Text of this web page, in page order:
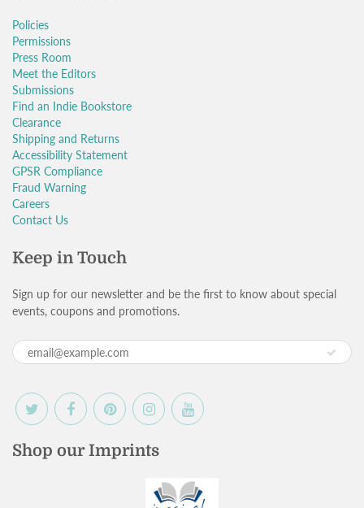
Policies
Permissions
Press Room
Meet the Editors
Submissions
Find an Indie Bookstore
Clearance
Shipping and Returns
Accessibility Statement
GPSR Compliance
Fraud Warning
Careers
Contact Us
Keep in Touch
Sign up for our newsletter and be the first to know about special
events, coupons and promotions.
Shop our Imprints